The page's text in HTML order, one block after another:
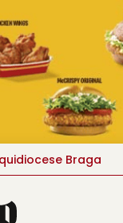
Braga